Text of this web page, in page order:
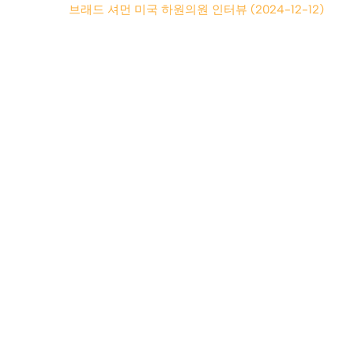
브래드 셔먼 미국 하원의원 인터뷰 (2024-12-12)